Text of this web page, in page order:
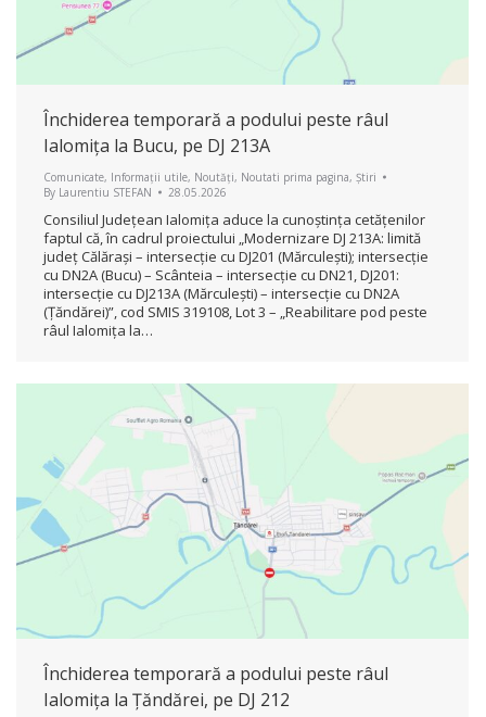
Închiderea temporară a podului peste râul
Ialomița la Bucu, pe DJ 213A
Comunicate, Informații utile, Noutăți, Noutati prima pagina, Știri
By Laurentiu STEFAN 28.05.2026
Consiliul Județean Ialomița aduce la cunoștința cetățenilor
faptul că, în cadrul proiectului „Modernizare DJ 213A: limită
județ Călărași – intersecție cu DJ201 (Mărculești); intersecție
cu DN2A (Bucu) – Scânteia – intersecție cu DN21, DJ201:
intersecție cu DJ213A (Mărculești) – intersecție cu DN2A
(Țăndărei)”, cod SMIS 319108, Lot 3 – „Reabilitare pod peste
râul Ialomița la…
Închiderea temporară a podului peste râul
Ialomița la Țăndărei, pe DJ 212